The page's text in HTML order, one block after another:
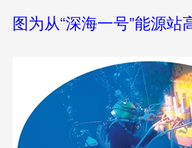
图为从“深海一号”能源站